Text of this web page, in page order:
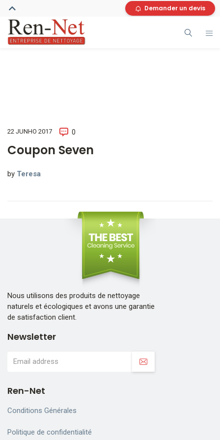
Demander un devis
22 JUNHO 2017 0
Coupon Seven
by Teresa
Nous utilisons des produits de nettoyage
naturels et écologiques et avons une garantie
de satisfaction client.
Newsletter
Ren-Net
Conditions Générales
Politique de confidentialité